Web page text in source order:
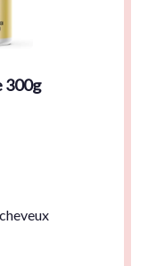
300g